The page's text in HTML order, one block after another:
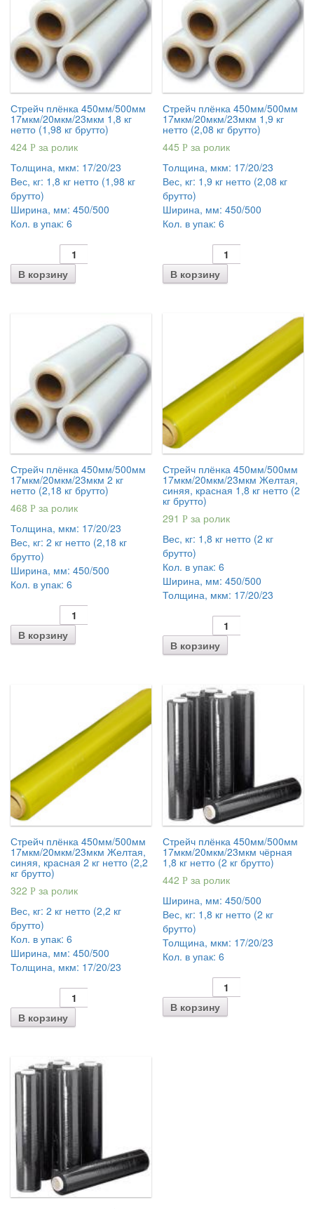
Стрейч плёнка 450мм/500мм
17мкм/20мкм/23мкм 1,8 кг
нетто (1,98 кг брутто)
424 Р за ролик
Толщина, мкм: 17/20/23
Вес, кг: 1,8 кг нетто (1,98 кг
брутто)
Ширина, мм: 450/500
Кол. в упак: 6
В корзину
Стрейч плёнка 450мм/500мм
17мкм/20мкм/23мкм 1,9 кг
нетто (2,08 кг брутто)
445Р за ролик
Толщина, мкм: 17/20/23
Вес, кг: 1,9 кг нетто (2,08 кг
брутто)
Ширина, мм: 450/500
Кол. в упак: 6
В корзину
Стрейч плёнка 450мм/500мм
17мкм/20мкм/23мкм 2 кг
нетто (2,18 кг брутто)
468 Р за ролик
Толщина, мкм: 17/20/23
Вес, кг: 2 кг нетто (2,18 кг
брутто)
Ширина, мм: 450/500
Кол. в упак: 6
В корзину
Стрейч плёнка 450мм/500мм
17мкм/20мкм/23мкм Желтая,
синяя, красная 1,8 кг нетто (2
кг брутто)
291Р за ролик
Вес, кг: 1,8 кг нетто (2 кг
брутто)
Кол. в упак: 6
Ширина, мм: 450/500
Толщина, мкм: 17/20/23
В корзину
Стрейч плёнка 450мм/500мм
17мкм/20мкм/23мкм Желтая,
синяя, красная 2 кг нетто (2,2
кг брутто)
322 Р за ролик
Вес, кг: 2 кг нетто (2,2 кг
брутто)
Кол. в упак: 6
Ширина, мм: 450/500
Толщина, мкм: 17/20/23
В корзину
Стрейч плёнка 450мм/500мм
17мкм/20мкм/23мкм чёрная
1,8 кг нетто (2 кг брутто)
442Р за ролик
Ширина, мм: 450/500
Вес, кг: 1,8 кг нетто (2 кг
брутто)
Толщина, мкм: 17/20/23
Кол. в упак: 6
В корзину